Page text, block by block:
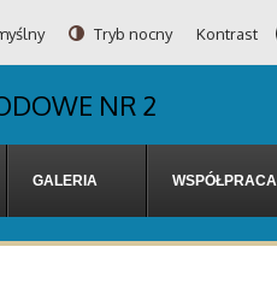
Tryb nocny Kontrast
NR 2
GALERIA WSPÓŁPRACA